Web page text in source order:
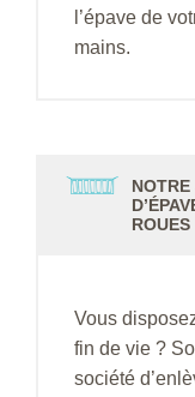
l’épave de
mains.
NOTRE
ROUES
Vous
fin de vie ?
société